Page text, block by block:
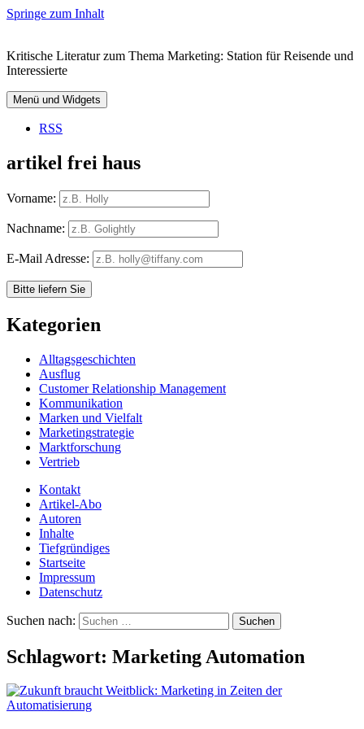
Springe zum Inhalt
Kritische Literatur zum Thema Marketing: Station für Reisende und
Interessierte
Menü und Widgets
RSS
artikel frei haus
Vorname:
Nachname:
E-Mail Adresse:
Kategorien
Alltagsgeschichten
Ausflug
Customer Relationship Management
Kommunikation
Marken und Vielfalt
Marketingstrategie
Marktforschung
Vertrieb
Kontakt
Artikel-Abo
Autoren
Inhalte
Tiefgründiges
Startseite
Impressum
Datenschutz
Suchen nach:
Schlagwort: Marketing Automation